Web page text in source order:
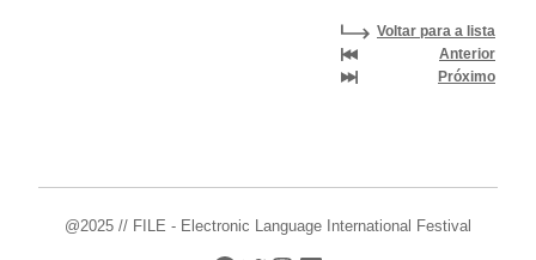
Voltar para a lista
Anterior
Próximo
@2025 // FILE - Electronic Language International Festival